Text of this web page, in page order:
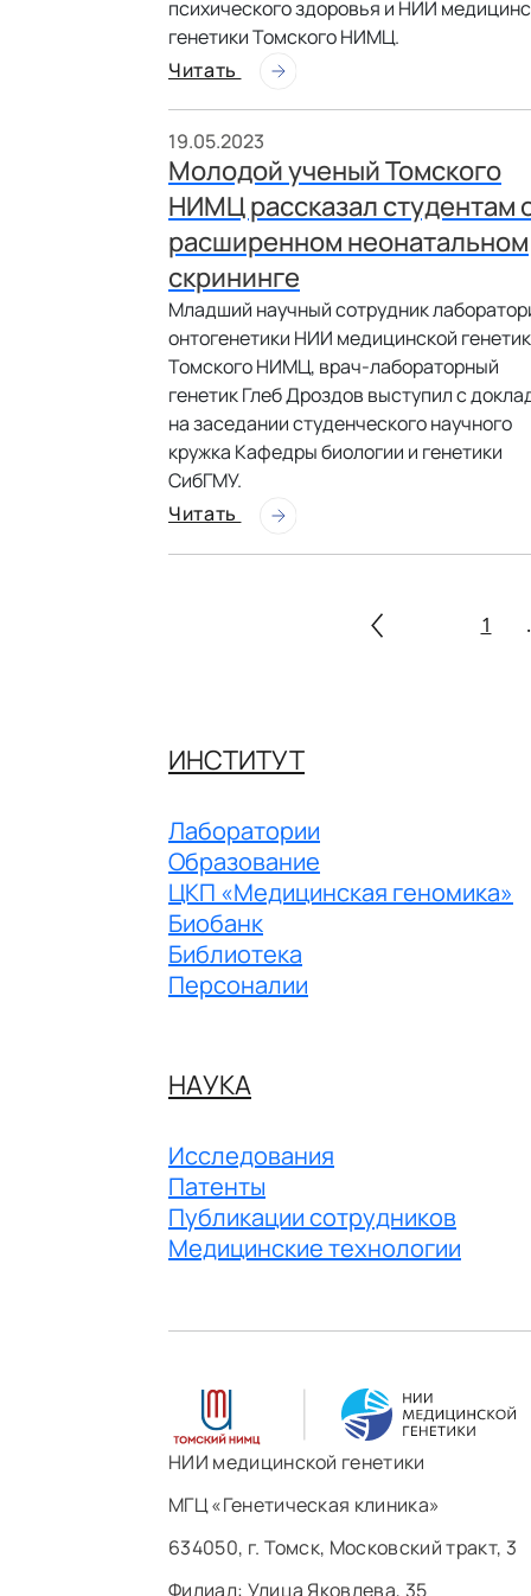
психического здоровья и НИИ
генетики Томского НИМЦ.
Читать
19.05.2023
Молодой ученый Томского
НИМЦ рассказал студентам
расширенном неонатальном
скрининге
Младший научный сотрудник
онтогенетики НИИ медицинской
Томского НИМЦ, врач-лабораторный
генетик Глеб Дроздов выступил с
на заседании студенческого научного
кружка Кафедры биологии и генетики
СибГМУ.
Читать
1
ИНСТИТУТ
Лаборатории
Образование
ЦКП «Медицинская геномика»
Биобанк
Библиотека
Персоналии
НАУКА
Исследования
Патенты
Публикации сотрудников
Медицинские технологии
НИИ медицинской генетики
МГЦ «Генетическая клиника»
634050, г. Томск, Московский тракт, 3
Филиал: ​Улица Яковлева, 35